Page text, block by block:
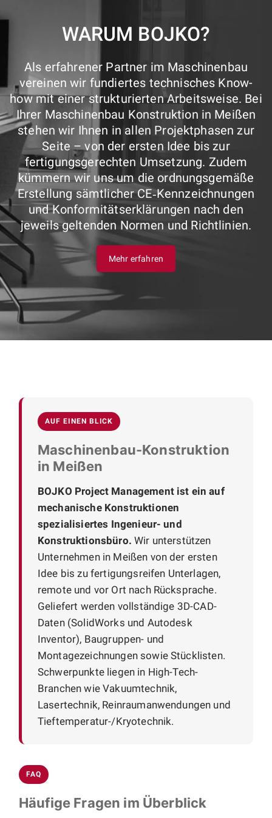
WARUM BOJKO?
Als erfahrener Partner im Maschinenbau
vereinen wir fundiertes technisches Know-
how mit einer strukturierten Arbeitsweise. Bei
Ihrer Maschinenbau Konstruktion in Meißen
stehen wir Ihnen in allen Projektphasen zur
Seite – von der ersten Idee bis zur
fertigungsgerechten Umsetzung. Zudem
kümmern wir uns um die ordnungsgemäße
Erstellung sämtlicher CE‑Kennzeichnungen
und Konformitätserklärungen nach den
jeweils geltenden Normen und Richtlinien.
Mehr erfahren
AUF EINEN BLICK
Maschinenbau-Konstruktion
in Meißen
BOJKO Project Management ist ein auf
mechanische Konstruktionen
spezialisiertes Ingenieur- und
Konstruktionsbüro. Wir unterstützen
Unternehmen in Meißen von der ersten
Idee bis zu fertigungsreifen Unterlagen,
remote und vor Ort nach Rücksprache.
Geliefert werden vollständige 3D-CAD-
Daten (SolidWorks und Autodesk
Inventor), Baugruppen- und
Montagezeichnungen sowie Stücklisten.
Schwerpunkte liegen in High-Tech-
Branchen wie Vakuumtechnik,
Lasertechnik, Reinraumanwendungen und
Tieftemperatur-/Kryotechnik.
FAQ
Häufige Fragen im Überblick